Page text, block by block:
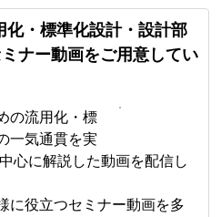
化・標準化設計・設計部
ナー動画をご用意してい
の流用化・標
一気通貫を実
心に解説した動画を配信し
に役立つセミナー動画を多